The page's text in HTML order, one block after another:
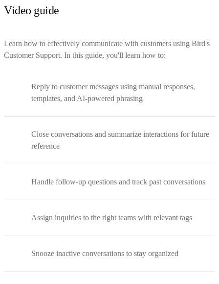
Video guide
Learn how to effectively communicate with customers using Bird's
Customer Support. In this guide, you'll learn how to:
Reply to customer messages using manual responses,
templates, and AI-powered phrasing
Close conversations and summarize interactions for future
reference
Handle follow-up questions and track past conversations
Assign inquiries to the right teams with relevant tags
Snooze inactive conversations to stay organized